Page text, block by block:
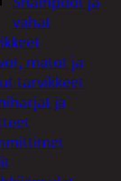
vahat
matot ja
tarvikkeet
ja